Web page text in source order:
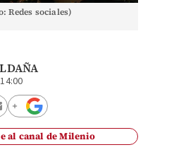
Redes sociales)
al canal de Milenio